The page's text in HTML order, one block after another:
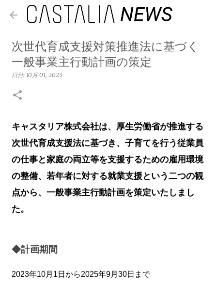
スキップしてメイン コンテンツに移動
次世代育成支援対策推進法に基づく
一般事業主行動計画の策定
日付: 10月 01, 2023
キャスタリア株式会社は、厚生労働省が推進する
次世代育成支援法に基づき、子育てを行う従業員
の仕事と家庭の両立等を支援するための雇用環境
の整備、若年者に対する就業支援という二つの観
点から、一般事業主行動計画を策定いたしまし
た。
◆計画期間
2023年10月1日から2025年9月30日まで